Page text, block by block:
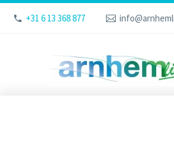
+31 6 13 368 877